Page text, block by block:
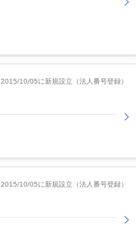
2015/10/05に新規設立（法人番号登録）
2015/10/05に新規設立（法人番号登録）